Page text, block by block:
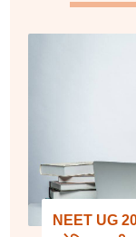
NEET UG